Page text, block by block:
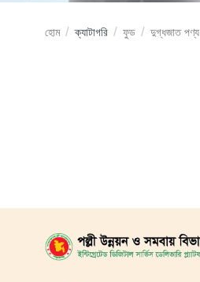
হোম ক্যাটাগরি ফুড দুগ্ধজাত পণ্য